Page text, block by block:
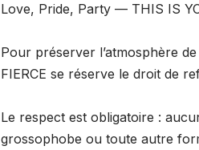
Love, Pride, Party — THIS IS
Pour préserver l’atmosphère
FIERCE se réserve le droit de
Le respect est obligatoire :
grossophobe ou toute autre